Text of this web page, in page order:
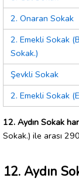
2. Onaran Sokak
2. Emekli Sokak
Sokak.)
Şevkli Sokak
2. Emekli Sokak
12. Aydın Sokak
Sokak.) ile arası
12. Aydın